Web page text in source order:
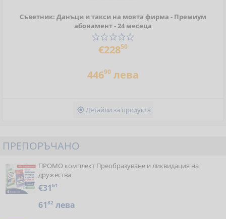
Съветник: Данъци и такси на моята фирма - Премиум
абонамент - 24 месеца
€22850
44690 лева
Детайли за продукта
ПРЕПОРЪЧАНО
ПРОМО комплект Преобразуване и ликвидация на
дружества
€3161
6182 лева